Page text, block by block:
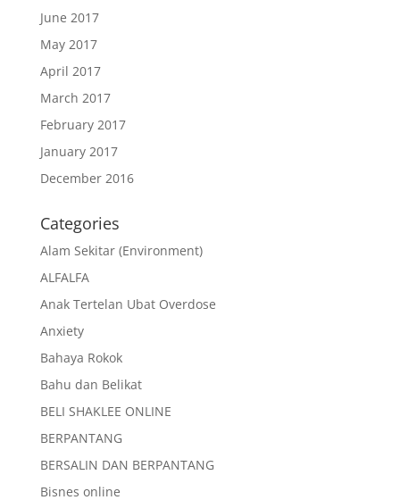
June 2017
May 2017
April 2017
March 2017
February 2017
January 2017
December 2016
Categories
Alam Sekitar (Environment)
ALFALFA
Anak Tertelan Ubat Overdose
Anxiety
Bahaya Rokok
Bahu dan Belikat
BELI SHAKLEE ONLINE
BERPANTANG
BERSALIN DAN BERPANTANG
Bisnes online